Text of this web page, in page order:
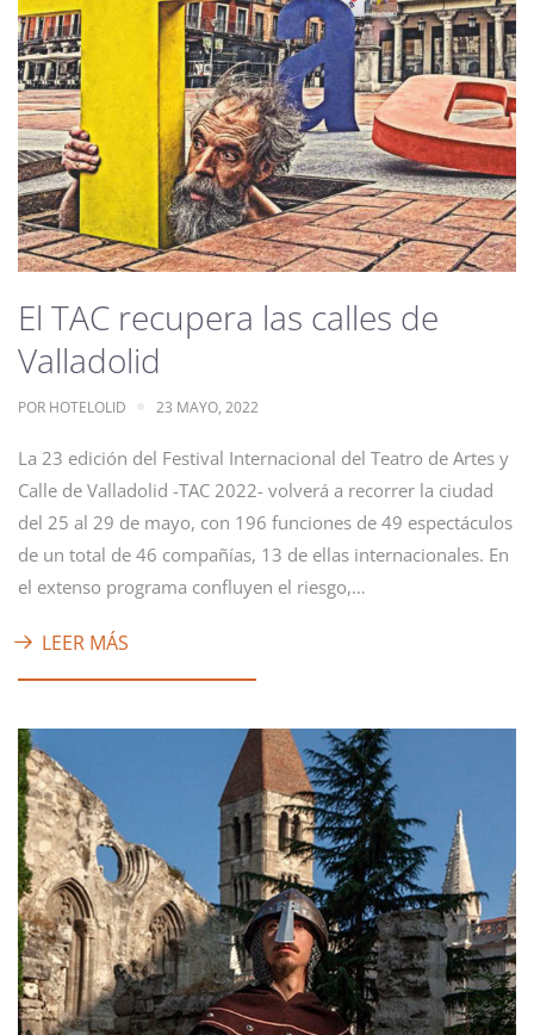
El TAC recupera las calles de
Valladolid
POR HOTELOLID 23 MAYO, 2022
La 23 edición del Festival Internacional del Teatro de Artes y
Calle de Valladolid -TAC 2022- volverá a recorrer la ciudad
del 25 al 29 de mayo, con 196 funciones de 49 espectáculos
de un total de 46 compañías, 13 de ellas internacionales. En
el extenso programa confluyen el riesgo,…
LEER MÁS